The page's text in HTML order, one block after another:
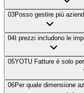
03Posso gestire più
04 I prezzi includono le
05YOTU Fatture è solo
06Per quale dimensione